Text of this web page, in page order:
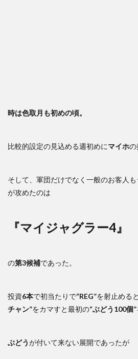
時は色取月も初めの頃。
比較的設定の見込める週初めにマイホの
そして、軍団だけでなく一般のお客人
が攻めたのは
『マイジャグラー4』
の第3候補であった。
投資6本で初当たりで“REG”を射止める
チャン”をカマすと最初の“ぶどう100個”
ぶどうが付いて来ない展開であったが